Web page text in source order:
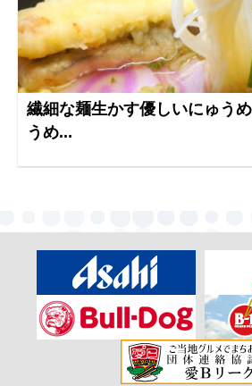
繊細な麺生かす優しいにゅう
うめ...